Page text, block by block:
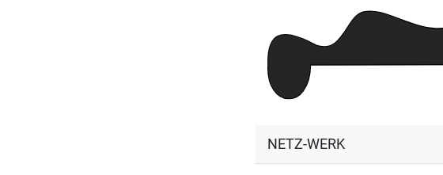
NETZ-WERK